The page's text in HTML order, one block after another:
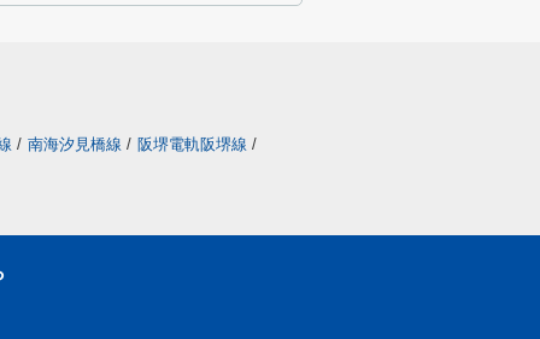
/ 南海汐見橋線 / 阪堺電軌阪堺線 /